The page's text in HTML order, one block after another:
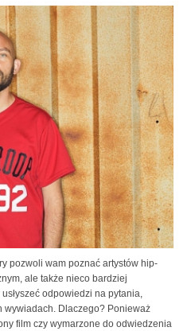
pozwoli wam poznać artystów hip-
ale także nieco bardziej
odpowiedzi na pytania,
wywiadach. Dlaczego? Ponieważ
film czy wymarzone do odwiedzenia